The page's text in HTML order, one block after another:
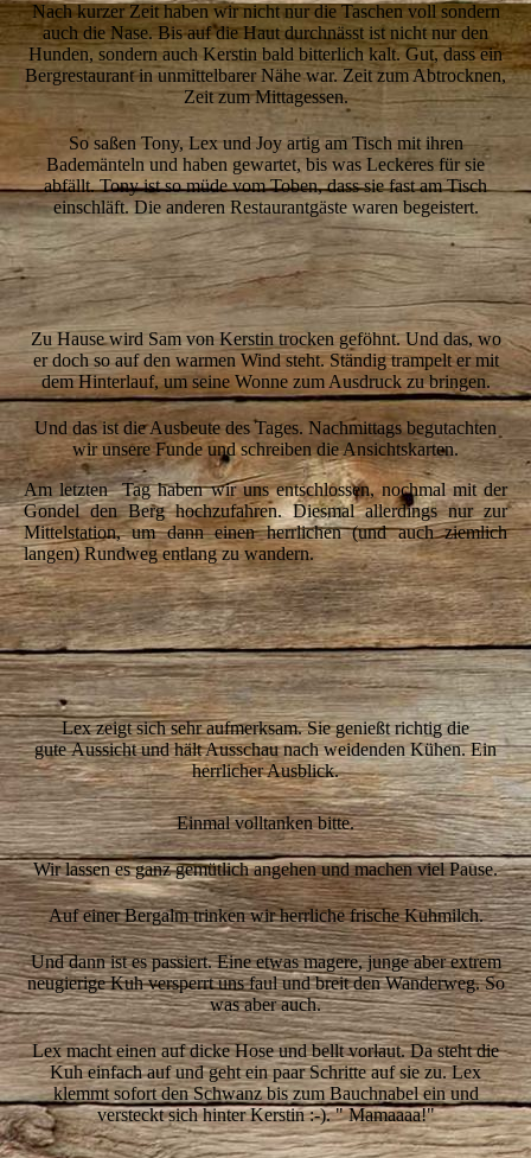
Nach kurzer Zeit haben wir nicht nur die Taschen voll sondern
auch die Nase. Bis auf die Haut durchnässt ist nicht nur den
Hunden, sondern auch Kerstin bald bitterlich kalt. Gut, dass ein
Bergrestaurant in unmittelbarer Nähe war. Zeit zum Abtrocknen,
Zeit zum Mittagessen.
So saßen Tony, Lex und Joy artig am Tisch mit ihren
Bademänteln und haben gewartet, bis was Leckeres für sie
abfällt. Tony ist so müde vom Toben, dass sie fast am Tisch
einschläft. Die anderen Restaurantgäste waren begeistert.
6-Sam
8-Sam-foenen
Zu Hause wird Sam von Kerstin trocken geföhnt. Und das, wo
er doch so auf den warmen Wind steht. Ständig trampelt er mit
dem Hinterlauf, um seine Wonne zum Ausdruck zu bringen.
Und das ist die Ausbeute des Tages. Nachmittags begutachten
wir unsere Funde und schreiben die Ansichtskarten.
Am letzten Tag haben wir uns entschlossen, nochmal mit der
Gondel den Berg hochzufahren. Diesmal allerdings nur zur
Mittelstation, um dann einen herrlichen (und auch ziemlich
langen) Rundweg entlang zu wandern.
1-Kerstin-steigt-ein
2-Joy-gondelt
4-Berge
Lex zeigt sich sehr aufmerksam. Sie genießt richtig die
gute Aussicht und hält Ausschau nach weidenden Kühen. Ein
herrlicher Ausblick.
Einmal volltanken bitte.
Wir lassen es ganz gemütlich angehen und machen viel Pause.
Auf einer Bergalm trinken wir herrliche frische Kuhmilch.
Und dann ist es passiert. Eine etwas magere, junge aber extrem
neugierige Kuh versperrt uns faul und breit den Wanderweg. So
was aber auch.
Lex macht einen auf dicke Hose und bellt vorlaut. Da steht die
Kuh einfach auf und geht ein paar Schritte auf sie zu. Lex
klemmt sofort den Schwanz bis zum Bauchnabel ein und
versteckt sich hinter Kerstin :-). " Mamaaaa!"